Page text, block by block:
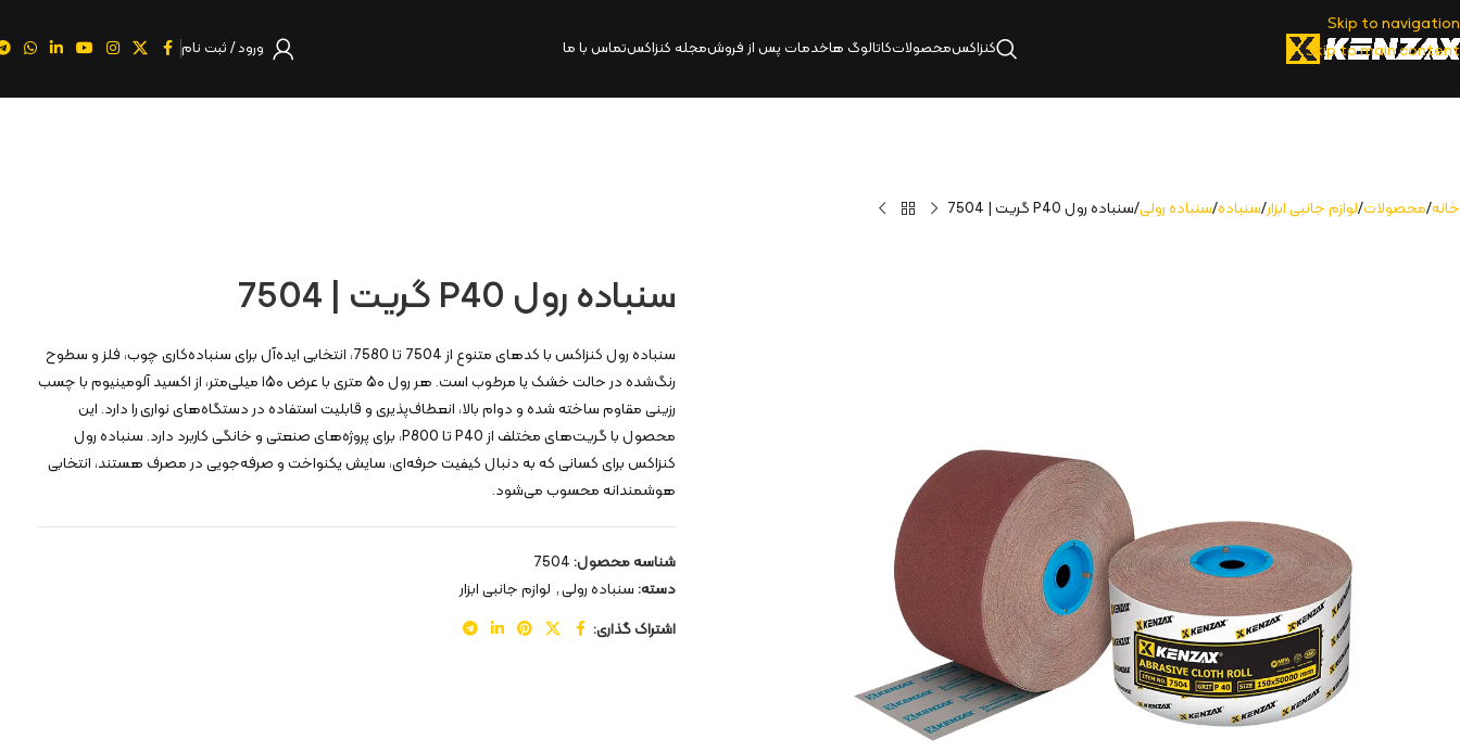
Skip to navigation
Skip to main content
کنزاکسمحصولاتکاتالوگ‌ هاخدمات پس از فروشمجله کنزاکستماس با ما ورود / ثبت نام
خانه محصولات لوازم جانبی ابزار سنباده سنباده رولی سنباده رول P40 گریت | 7504
سنباده رول P40 گریت | 7504
سنباده رول کنزاکس با کدهای متنوع از 7504 تا 7580، انتخابی ایده‌آل برای سنباده‌کاری چوب، فلز و سطوح
رنگ‌شده در حالت خشک یا مرطوب است. هر رول ۵۰ متری با عرض ۱۵۰ میلی‌متر، از اکسید آلومینیوم با چسب
رزینی مقاوم ساخته شده و دوام بالا، انعطاف‌پذیری و قابلیت استفاده در دستگاه‌های نواری را دارد. این
محصول با گریت‌های مختلف از P40 تا P800، برای پروژه‌های صنعتی و خانگی کاربرد دارد. سنباده رول
کنزاکس برای کسانی که به دنبال کیفیت حرفه‌ای، سایش یکنواخت و صرفه‌جویی در مصرف هستند، انتخابی
هوشمندانه محسوب می‌شود.
شناسه محصول:7504
دسته:سنباده رولی, لوازم جانبی ابزار
اشتراک گذاری: